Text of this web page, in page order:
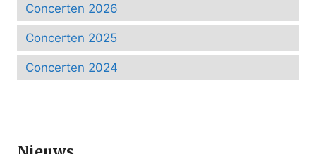
Concerten 2026
Concerten 2025
Concerten 2024